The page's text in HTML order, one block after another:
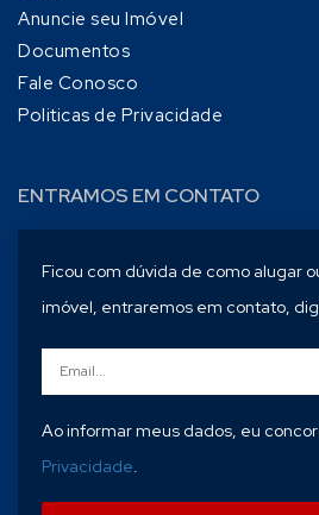
Anuncie seu Imóvel
Documentos
Fale Conosco
Politicas de Privacidade
ENTRAMOS EM CONTATO
Ficou com dúvida de como alugar
imóvel, entraremos em contato,
Ao informar meus dados, eu
Privacidade.